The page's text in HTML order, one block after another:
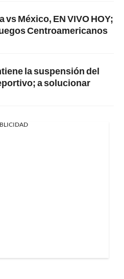
México, EN VIVO HOY;
Centroamericanos
la suspensión del
a solucionar